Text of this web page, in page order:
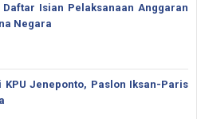
Isian Pelaksanaan Anggaran
Negara
KPU Jeneponto, Paslon Iksan-Paris